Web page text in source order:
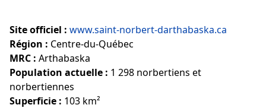
Site officiel : www.saint-norbert-darthabaska.ca
Région : Centre-du-Québec
MRC : Arthabaska
Population actuelle : 1 298 norbertiens et
norbertiennes
Superficie : 103 km²